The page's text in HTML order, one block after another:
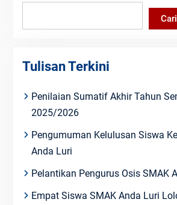
Cari
Tulisan Terkini
Penilaian Sumatif Akhir Tahun
2025/2026
Pengumuman Kelulusan Siswa
Anda Luri
Pelantikan Pengurus Osis SMAK
Empat Siswa SMAK Anda Luri